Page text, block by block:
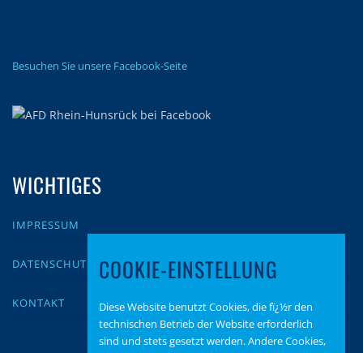
Besuchen Sie unsere Facebook-Seite
WICHTIGES
IMPRESSUM
DATENSCHUTZ
KONTAKT
COOKIE-EINSTELLUNG
Diese Website benutzt Cookies, die fï¿½r den
technischen Betrieb der Website erforderlich
sind und stets gesetzt werden. Andere Cookies,